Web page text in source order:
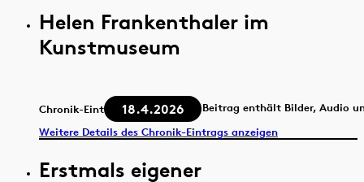
Helen Frankenthaler im
Kunstmuseum
Chronik-Eintrag 18.4.2026
Beitrag enthält Bilder, Audio
Weitere Details des Chronik-Eintrags anzeigen
Erstmals eigener